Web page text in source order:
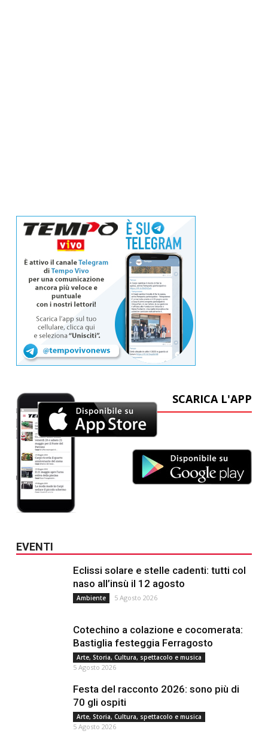
SCARICA L'APP
EVENTI
Eclissi solare e stelle cadenti: tutti col
naso all’insù il 12 agosto
Ambiente 5 Agosto 2026
Cotechino a colazione e cocomerata:
Bastiglia festeggia Ferragosto
Arte, Storia, Cultura, spettacolo e musica
5 Agosto 2026
Festa del racconto 2026: sono più di
70 gli ospiti
Arte, Storia, Cultura, spettacolo e musica
5 Agosto 2026